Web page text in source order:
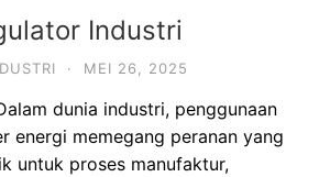
Industri
· MEI 26, 2025
dunia industri, penggunaan
energi memegang peranan yang
untuk proses manufaktur,